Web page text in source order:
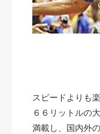
スピードよりも
６６リットルの
満載し、国内外